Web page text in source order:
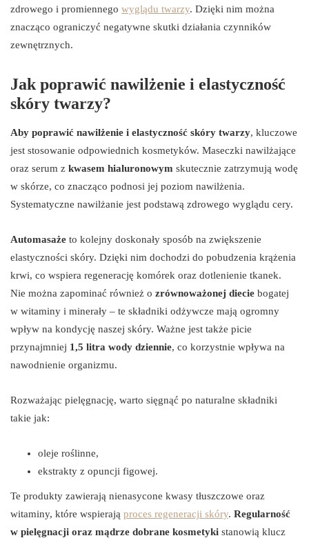
zdrowego i promiennego wyglądu twarzy. Dzięki nim można
znacząco ograniczyć negatywne skutki działania czynników
zewnętrznych.
Jak poprawić nawilżenie i elastyczność
skóry twarzy?
Aby poprawić nawilżenie i elastyczność skóry twarzy, kluczowe
jest stosowanie odpowiednich kosmetyków. Maseczki nawilżające
oraz serum z kwasem hialuronowym skutecznie zatrzymują wodę
w skórze, co znacząco podnosi jej poziom nawilżenia.
Systematyczne nawilżanie jest podstawą zdrowego wyglądu cery.
Automasaże to kolejny doskonały sposób na zwiększenie
elastyczności skóry. Dzięki nim dochodzi do pobudzenia krążenia
krwi, co wspiera regenerację komórek oraz dotlenienie tkanek.
Nie można zapominać również o zrównoważonej diecie bogatej
w witaminy i minerały – te składniki odżywcze mają ogromny
wpływ na kondycję naszej skóry. Ważne jest także picie
przynajmniej 1,5 litra wody dziennie, co korzystnie wpływa na
nawodnienie organizmu.
Rozważając pielęgnację, warto sięgnąć po naturalne składniki
takie jak:
oleje roślinne,
ekstrakty z opuncji figowej.
Te produkty zawierają nienasycone kwasy tłuszczowe oraz
witaminy, które wspierają proces regeneracji skóry. Regularność
w pielęgnacji oraz mądrze dobrane kosmetyki stanowią klucz